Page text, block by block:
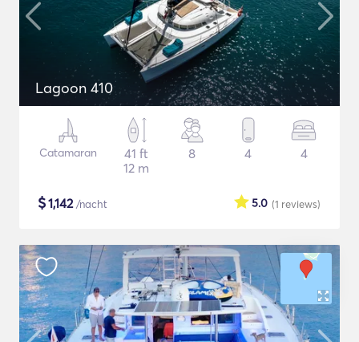
Lagoon 410
Catamaran
41 ft
12 m
8 4 4
$1,142/nacht (1 reviews)
5.0